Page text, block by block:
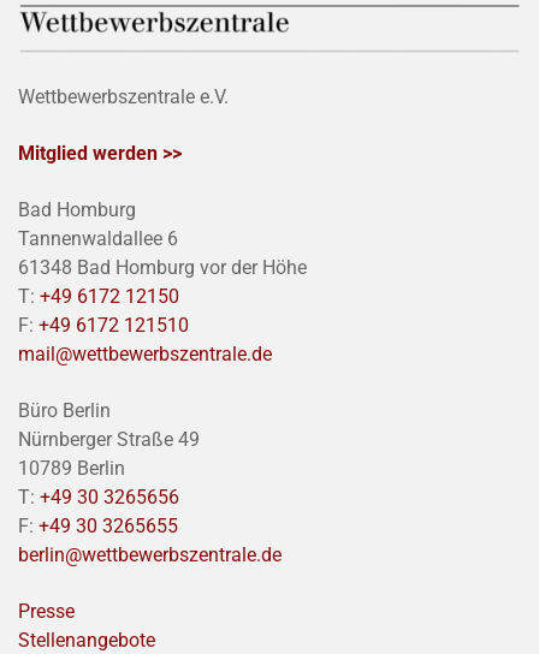
Wettbewerbszentrale e.V.
Mitglied werden >>
Bad Homburg
Tannenwaldallee 6
61348 Bad Homburg vor der Höhe
T: +49 6172 12150
F: +49 6172 121510
mail@wettbewerbszentrale.de
Büro Berlin
Nürnberger Straße 49
10789 Berlin
T: +49 30 3265656
F: +49 30 3265655
berlin@wettbewerbszentrale.de
Presse
Stellenangebote